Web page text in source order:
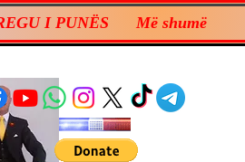
I PUNËS Më shumë